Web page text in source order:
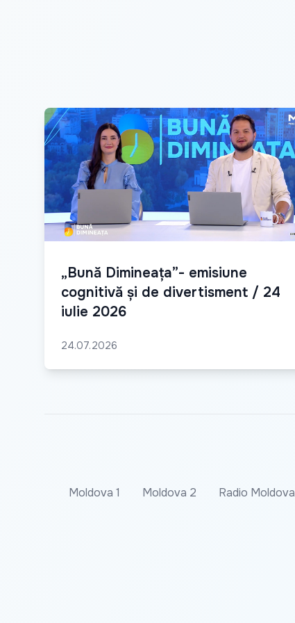
„Bună Dimineața”- emisiune
cognitivă și de divertisment / 24
iulie 2026
24.07.2026
Moldova 1 Moldova 2 Radio Moldova